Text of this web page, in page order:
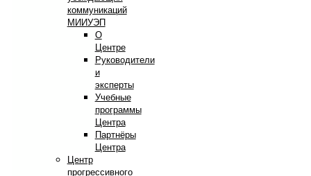
коммуникаций
МИИУЭП
О
Центре
Руководители
и
эксперты
Учебные
программы
Центра
Партнёры
Центра
Центр
прогрессивного